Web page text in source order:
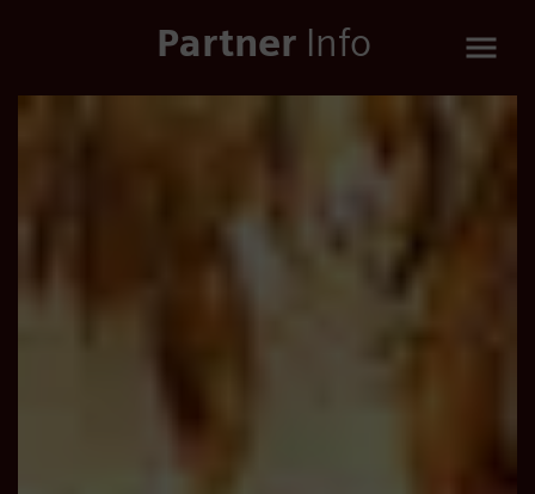
PartnerInfo